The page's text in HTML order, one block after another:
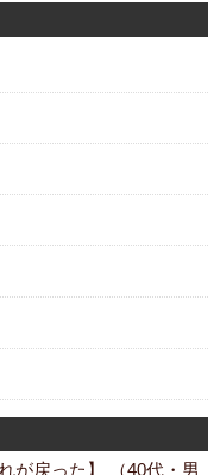
が戻った】 （40代・男